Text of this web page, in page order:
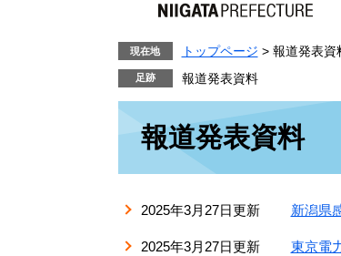
現在地 トップページ > 報道発表資
報道発表資料
報道発表資料
2025年3月27日更新 新潟県
2025年3月27日更新 東京電